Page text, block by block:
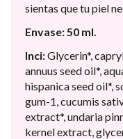
sientas que tu piel
Envase: 50 ml.
Inci:Glycerin*,
annuus seed oil*,
hispanica seed oil*,
gum-1, cucumis
extract*, undaria
kernel extract,